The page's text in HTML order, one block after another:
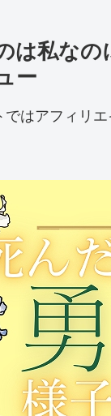
は私な
ー
はアフィリ